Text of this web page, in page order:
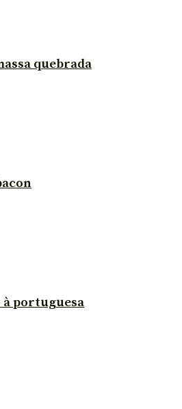
quebrada
à portuguesa